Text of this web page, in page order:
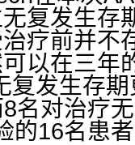
复发生存
疗前并不
以在三年
发生存期
名对治疗
的16名患